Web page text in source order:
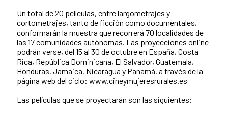
Un total de 20 películas, entre largometrajes y
cortometrajes, tanto de ficción como documentales,
conformarán la muestra que recorrerá 70 localidades de
las 17 comunidades autónomas. Las proyecciones online
podrán verse, del 15 al 30 de octubre en España, Costa
Rica, República Dominicana, El Salvador, Guatemala,
Honduras, Jamaica, Nicaragua y Panamá, a través de la
página web del ciclo: www.cineymujeresrurales.es
Las películas que se proyectarán son las siguientes: